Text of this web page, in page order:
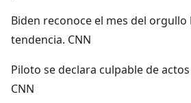
Biden reconoce el mes del orgullo
tendencia. CNN
Piloto se declara culpable de
CNN